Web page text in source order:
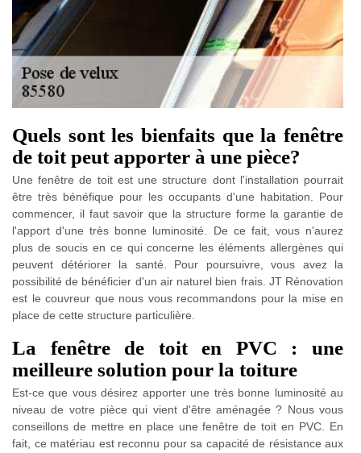
Quels sont les bienfaits que la fenêtre
de toit peut apporter à une pièce?
Une fenêtre de toit est une structure dont l'installation pourrait
être très bénéfique pour les occupants d'une habitation. Pour
commencer, il faut savoir que la structure forme la garantie de
l'apport d'une très bonne luminosité. De ce fait, vous n'aurez
plus de soucis en ce qui concerne les éléments allergènes qui
peuvent détériorer la santé. Pour poursuivre, vous avez la
possibilité de bénéficier d'un air naturel bien frais. JT Rénovation
est le couvreur que nous vous recommandons pour la mise en
place de cette structure particulière.
La fenêtre de toit en PVC : une
meilleure solution pour la toiture
Est-ce que vous désirez apporter une très bonne luminosité au
niveau de votre pièce qui vient d'être aménagée ? Nous vous
conseillons de mettre en place une fenêtre de toit en PVC. En
fait, ce matériau est reconnu pour sa capacité de résistance aux